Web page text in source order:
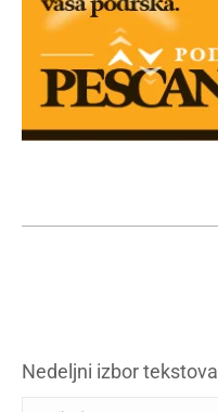
Nedeljni izbor tekstova